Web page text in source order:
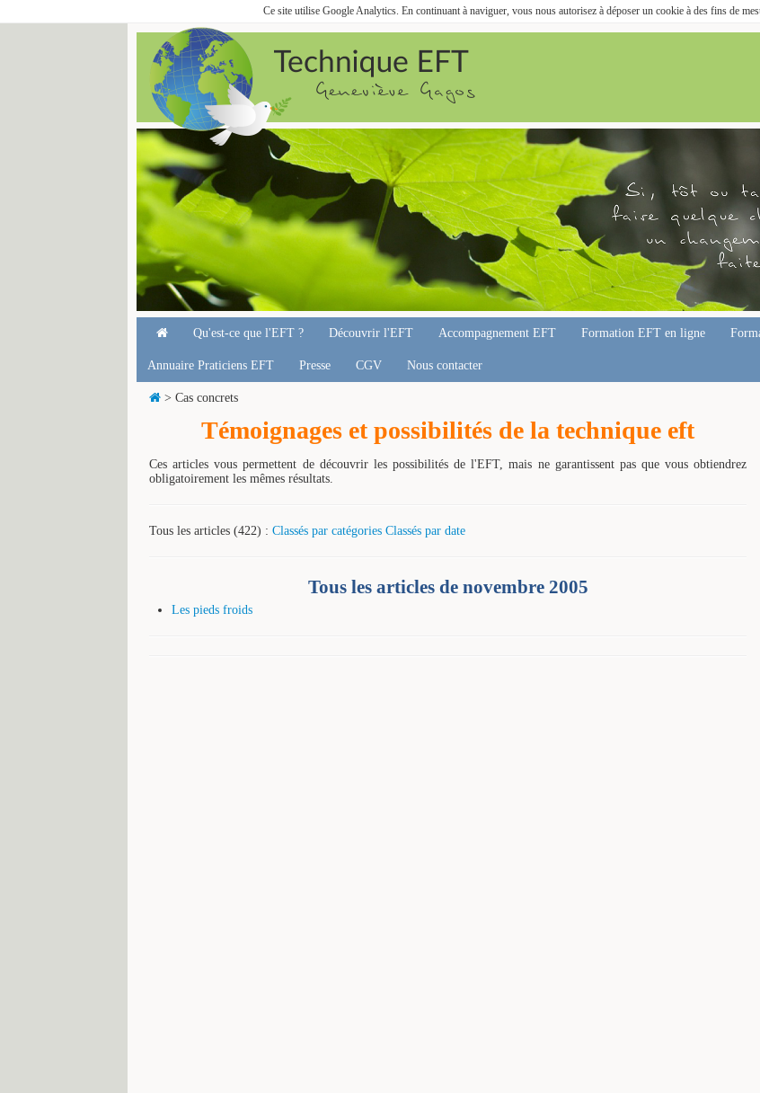
Ce site utilise Google Analytics. En continuant à naviguer, vous nous autorisez à déposer un cookie à des fins de
Qu'est-ce que l'EFT ? Découvrir l'EFT Accompagnement EFT Formation EFT en ligne
Annuaire Praticiens EFT Presse CGV Nous contacter
> Cas concrets
Témoignages et possibilités de la technique eft
Ces articles vous permettent de découvrir les possibilités de l'EFT, mais ne garantissent pas que vous obtiendrez
obligatoirement les mêmes résultats.
Tous les articles (422) : Classés par catégories Classés par date
Tous les articles de novembre 2005
Les pieds froids